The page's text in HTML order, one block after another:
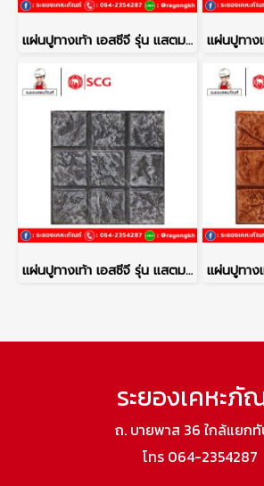
แผ่นปูทางเท้า เอสซีจี รุ่น แสตมป์เพฟ ลายเนเปิ้ล สีดำ
แผ่นปูทางเท้า เอสซีจี รุ่น แสตมป์เพฟ ลายโคโม่ สีเทา
ระยองเคหะภั
ถ. บายพาส 36 ใกล้แยก
โทร 064-2354287